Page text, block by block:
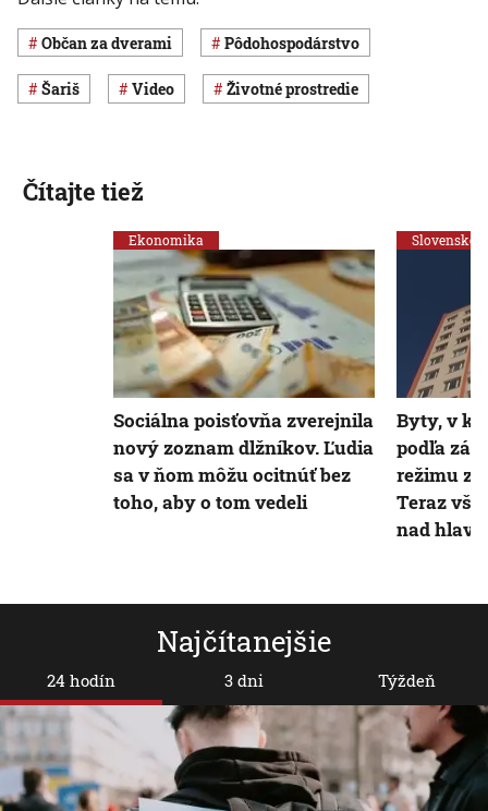
Občan za dverami pôdohospodárstvo
Šariš Video Životné prostredie
Najčítanejšie
24 hodín 3 dni Týždeň
Čítajte tiež
Ekonomika
Sociálna poisťovňa zverejnila
nový zoznam dlžníkov. Ľudia
sa v ňom môžu ocitnúť bez
toho, aby o tom vedeli
Slovensko
Byty, v
podľa
režimu
Teraz
nad